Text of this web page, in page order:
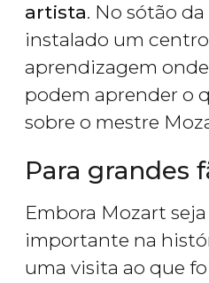
artista. No sótão
instalado um
aprendizagem
podem aprender o
sobre o mestre
Para grandes
Embora Mozart
importante na
uma visita ao que